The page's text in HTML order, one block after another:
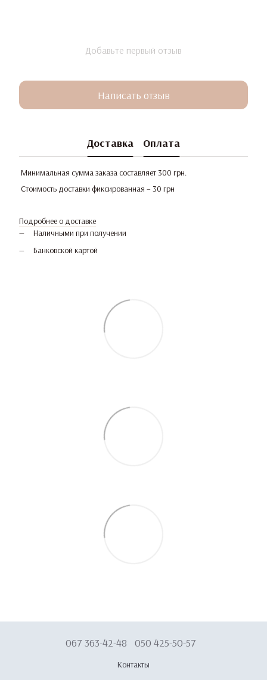
Добавьте первый отзыв
Написать отзыв
Доставка Оплата
Минимальная сумма заказа составляет 300 грн.
Стоимость доставки фиксированная – 30 грн
Подробнее о доставке
Наличными при получении
Банковской картой
067 363-42-48 050 425-50-57
Контакты